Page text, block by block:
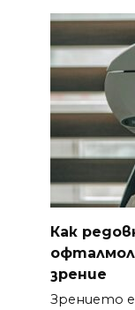
Как
зрение
Зрението